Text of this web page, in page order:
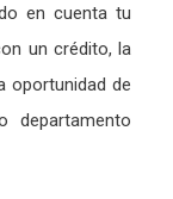
en cuenta tu
un crédito, la
oportunidad de
departamento